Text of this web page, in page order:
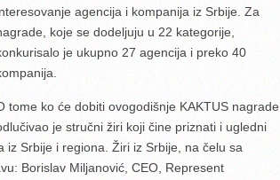
agencija i kompanija iz Srbije. Za
koje se dodeljuju u 22 kategorije,
je ukupno 27 agencija i preko 40
tome ko će dobiti ovogodišnje KAKTUS nagrade
je stručni žiri koji čine priznati i ugledni
iz Srbije i regiona. Žiri iz Srbije, na čelu sa
Borislav Miljanović, CEO, Represent